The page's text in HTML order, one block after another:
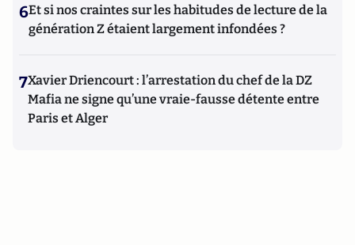
6Et si nos craintes sur les habitudes de lecture de la
génération Z étaient largement infondées ?
7Xavier Driencourt : l’arrestation du chef de la DZ
Mafia ne signe qu’une vraie-fausse détente entre
Paris et Alger